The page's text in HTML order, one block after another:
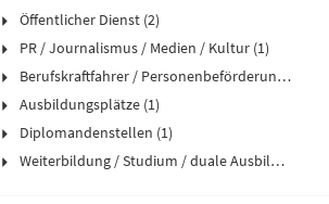
Öffentlicher Dienst (2)
PR / Journalismus / Medien / Kultur (1)
Berufskraftfahrer / Personenbeförderung (Land, Wasser, Luft) (1)
Ausbildungsplätze (1)
Diplomandenstellen (1)
Weiterbildung / Studium / duale Ausbildung (1)